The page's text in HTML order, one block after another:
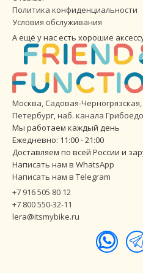
Политика конфиденциальности
Условия обслуживания
А ещё у нас есть хорошие
Москва, Садовая-Черногрязская,
Петербург,наб. канала
Мы работаем каждый день
Ежедневно: 11:00 - 21:00
Доставляем по всей России и
Написать нам в WhatsApp
Написать нам в Telegram
+7 916 505 80 12
+7 800 550-32-11
lera@itsmybike.ru